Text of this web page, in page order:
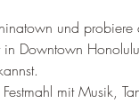
und probiere
Downtown
mit Musik,